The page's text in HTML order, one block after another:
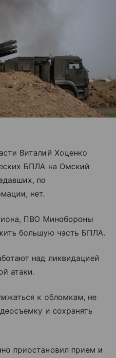
Виталий Хоценко
БПЛА на Омский
по
нет.
ПВО Минобороны
большую часть БПЛА.
над ликвидацией
атаки.
к обломкам, не
и сохранять
приостановил прием и